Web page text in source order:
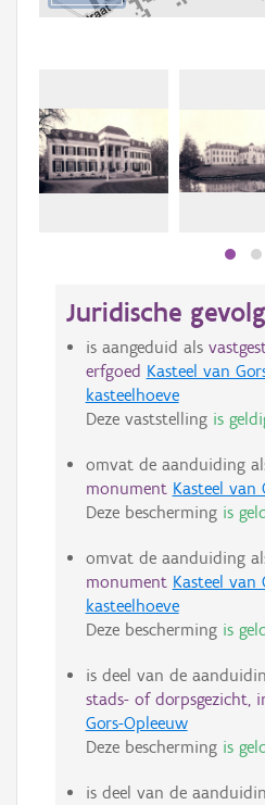
Juridische
is aangeduid als
erfgoed Kasteel van
kasteelhoeve
Deze vaststelling is
omvat de aanduiding
monument Kasteel van
Deze bescherming is
omvat de aanduiding
monument Kasteel van
kasteelhoeve
Deze bescherming is
is deel van de
stads- of dorpsgezicht,
Gors-Opleeuw
Deze bescherming is
is deel van de